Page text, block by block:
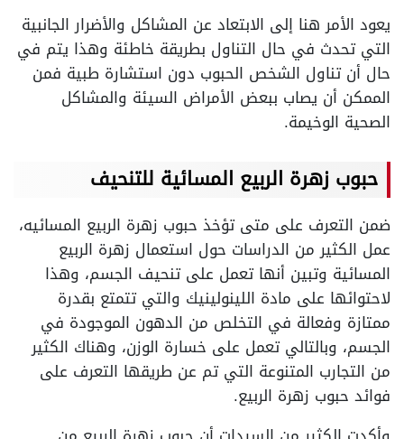
يعود الأمر هنا إلى الابتعاد عن المشاكل والأضرار الجانبية
التي تحدث في حال التناول بطريقة خاطئة وهذا يتم في
حال أن تناول الشخص الحبوب دون استشارة طبية فمن
الممكن أن يصاب ببعض الأمراض السيئة والمشاكل
الصحية الوخيمة.
حبوب زهرة الربيع المسائية للتنحيف
ضمن التعرف على متى تؤخذ حبوب زهرة الربيع المسائيه،
عمل الكثير من الدراسات حول استعمال زهرة الربيع
المسائية وتبين أنها تعمل على تنحيف الجسم، وهذا
لاحتوائها على مادة اللينولينيك والتي تتمتع بقدرة
ممتازة وفعالة في التخلص من الدهون الموجودة في
الجسم، وبالتالي تعمل على خسارة الوزن، وهناك الكثير
من التجارب المتنوعة التي تم عن طريقها التعرف على
فوائد حبوب زهرة الربيع.